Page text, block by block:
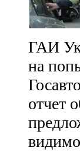
ГАИ
на
отчет